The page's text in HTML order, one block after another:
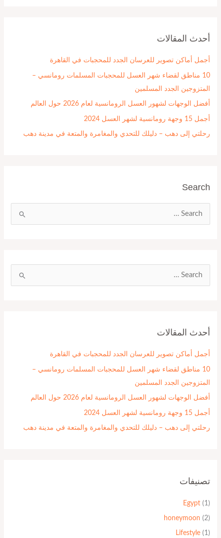
ث
ن
:
أحدث المقالات
أجمل أماكن تصوير للعرسان الجدد للمحجبات في القاهرة
10 مناطق لقضاء شهر العسل للمحجبات المسلمات رومانسي –
المتزوجين الجدد المسلمين
أفضل الوجهات لشهور العسل الرومانسية لعام 2026 حول العالم
أجمل 15 وجهة رومانسية لشهر العسل 2024
رحلتي إلى دهب – دليلك للتحدي والمغامرة والمتعة في مدينة دهب
Search
ث
ن
:
أحدث المقالات
أجمل أماكن تصوير للعرسان الجدد للمحجبات في القاهرة
10 مناطق لقضاء شهر العسل للمحجبات المسلمات رومانسي –
المتزوجين الجدد المسلمين
أفضل الوجهات لشهور العسل الرومانسية لعام 2026 حول العالم
أجمل 15 وجهة رومانسية لشهر العسل 2024
رحلتي إلى دهب – دليلك للتحدي والمغامرة والمتعة في مدينة دهب
تصنيفات
Egypt(1)
honeymoon (2)
Lifestyle(1)